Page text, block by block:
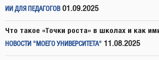
ИИ ДЛЯ ПЕДАГОГОВ 01.09.2025
Что такое «Точки роста» в школах и как
НОВОСТИ "МОЕГО УНИВЕРСИТЕТА" 11.08.2025